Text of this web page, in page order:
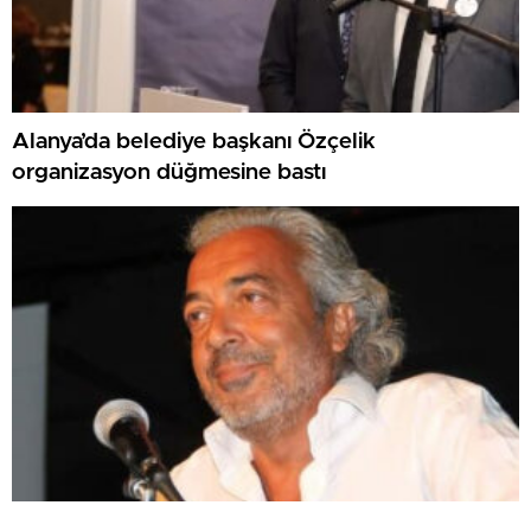
Alanya’da belediye başkanı Özçelik
organizasyon düğmesine bastı